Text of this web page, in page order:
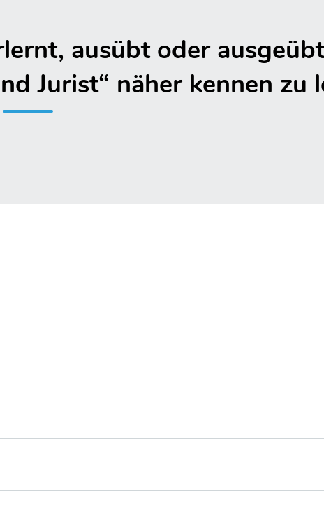
ausübt oder
Jurist“ näher kennen zu